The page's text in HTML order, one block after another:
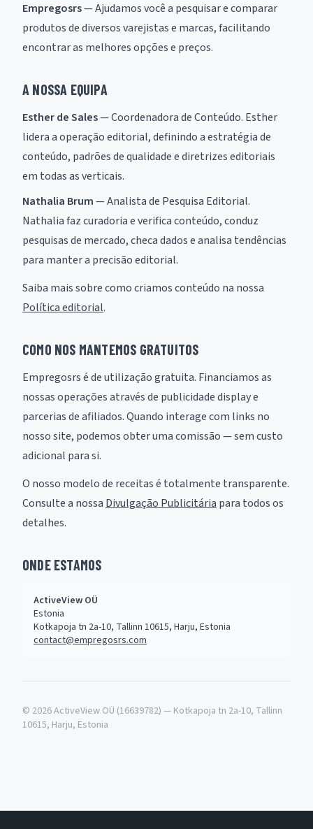
Empregosrs— Ajudamos você a pesquisar e comparar
produtos de diversos varejistas e marcas, facilitando
encontrar as melhores opções e preços.
A NOSSA EQUIPA
Esther de Sales— Coordenadora de Conteúdo. Esther
lidera a operação editorial, definindo a estratégia de
conteúdo, padrões de qualidade e diretrizes editoriais
em todas as verticais.
Nathalia Brum— Analista de Pesquisa Editorial.
Nathalia faz curadoria e verifica conteúdo, conduz
pesquisas de mercado, checa dados e analisa tendências
para manter a precisão editorial.
Saiba mais sobre como criamos conteúdo na nossa
Política editorial.
COMO NOS MANTEMOS GRATUITOS
Empregosrs é de utilização gratuita. Financiamos as
nossas operações através de publicidade display e
parcerias de afiliados. Quando interage com links no
nosso site, podemos obter uma comissão — sem custo
adicional para si.
O nosso modelo de receitas é totalmente transparente.
Consulte a nossa Divulgação Publicitária para todos os
detalhes.
ONDE ESTAMOS
ActiveView OÜ
Estonia
Kotkapoja tn 2a-10, Tallinn 10615, Harju, Estonia
contact@empregosrs.com
© 2026 ActiveView OÜ (16639782) — Kotkapoja tn 2a-10, Tallinn
10615, Harju, Estonia